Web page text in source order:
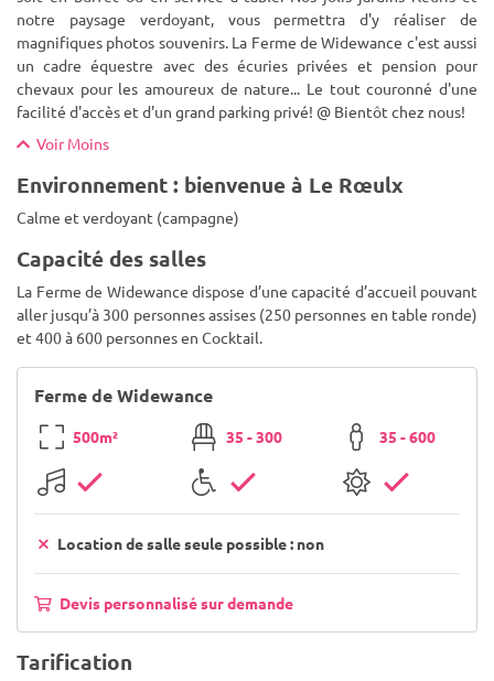
notre paysage verdoyant, vous permettra d'y réaliser de
magnifiques photos souvenirs. La Ferme de Widewance c'est aussi
un cadre équestre avec des écuries privées et pension pour
chevaux pour les amoureux de nature... Le tout couronné d'une
facilité d'accès et d'un grand parking privé! @ Bientôt chez nous!
Voir Moins
Environnement : bienvenue à Le Rœulx
Calme et verdoyant (campagne)
Capacité des salles
La Ferme de Widewance dispose d’une capacité d’accueil pouvant
aller jusqu’à 300 personnes assises (250 personnes en table ronde)
et 400 à 600 personnes en Cocktail.
Ferme de Widewance
500m² 35 - 300 35 - 600
Location de salle seule possible : non
Devis personnalisé sur demande
Tarification